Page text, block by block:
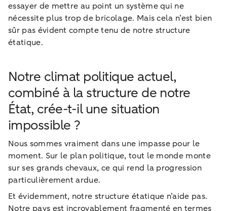
essayer de mettre au point un système qui ne
nécessite plus trop de bricolage. Mais cela n’est bien
sûr pas évident compte tenu de notre structure
étatique.
Notre climat politique actuel,
combiné à la structure de notre
État, crée-t-il une situation
impossible ?
Nous sommes vraiment dans une impasse pour le
moment. Sur le plan politique, tout le monde monte
sur ses grands chevaux, ce qui rend la progression
particulièrement ardue.
Et évidemment, notre structure étatique n’aide pas.
Notre pays est incroyablement fragmenté en termes